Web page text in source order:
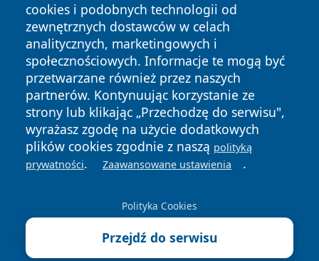
cookies i podobnych technologii od
zewnętrznych dostawców w celach
analitycznych, marketingowych i
społecznościowych. Informacje te mogą być
przetwarzane również przez naszych
partnerów. Kontynuując korzystanie ze
strony lub klikając „Przechodzę do serwisu",
wyrażasz zgodę na użycie dodatkowych
plików cookies zgodnie z naszą polityką
prywatności. Zaawansowane ustawienia .
Polityka Cookies
Przejdź do serwisu
Copyright © 2026 wrotazabrza.pl Wszystkie prawa
zastrzeżone.
News Autorzy
Polityka
Prywatności
Polityka
Cookies